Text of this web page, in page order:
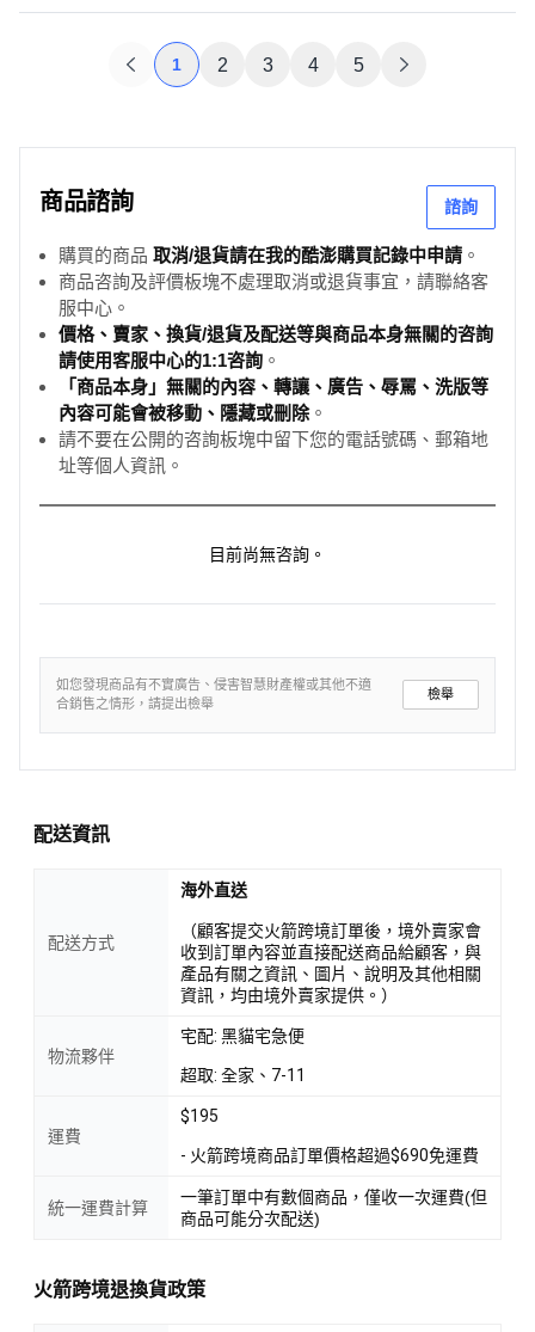
1 2 3 4 5
商品諮詢 諮詢
購買的商品 取消/退貨請在我的酷澎購買記錄中申請 。
商品咨詢及評價板塊不處理取消或退貨事宜，請聯絡客
服中心。
價格、賣家、換貨/退貨及配送等與商品本身無關的咨詢
請使用客服中心的1:1咨詢 。
「商品本身」無關的內容、轉讓、廣告、辱罵、洗版等
內容可能會被移動、隱藏或刪除。
請不要在公開的咨詢板塊中留下您的電話號碼、郵箱地
址等個人資訊。
目前尚無咨詢。
如您發現商品有不實廣告、侵害智慧財產權或其他不適
合銷售之情形，請提出檢舉
檢舉
配送資訊
配送方式
海外直送
（顧客提交火箭跨境訂單後，境外賣家會
收到訂單內容並直接配送商品給顧客，與
產品有關之資訊、圖片、說明及其他相關
資訊，均由境外賣家提供。）
物流夥伴
宅配: 黑貓宅急便
超取: 全家、7-11
運費
$195
- 火箭跨境商品訂單價格超過$690免運費
統一運費計算
一筆訂單中有數個商品，僅收一次運費(但
商品可能分次配送)
火箭跨境退換貨政策